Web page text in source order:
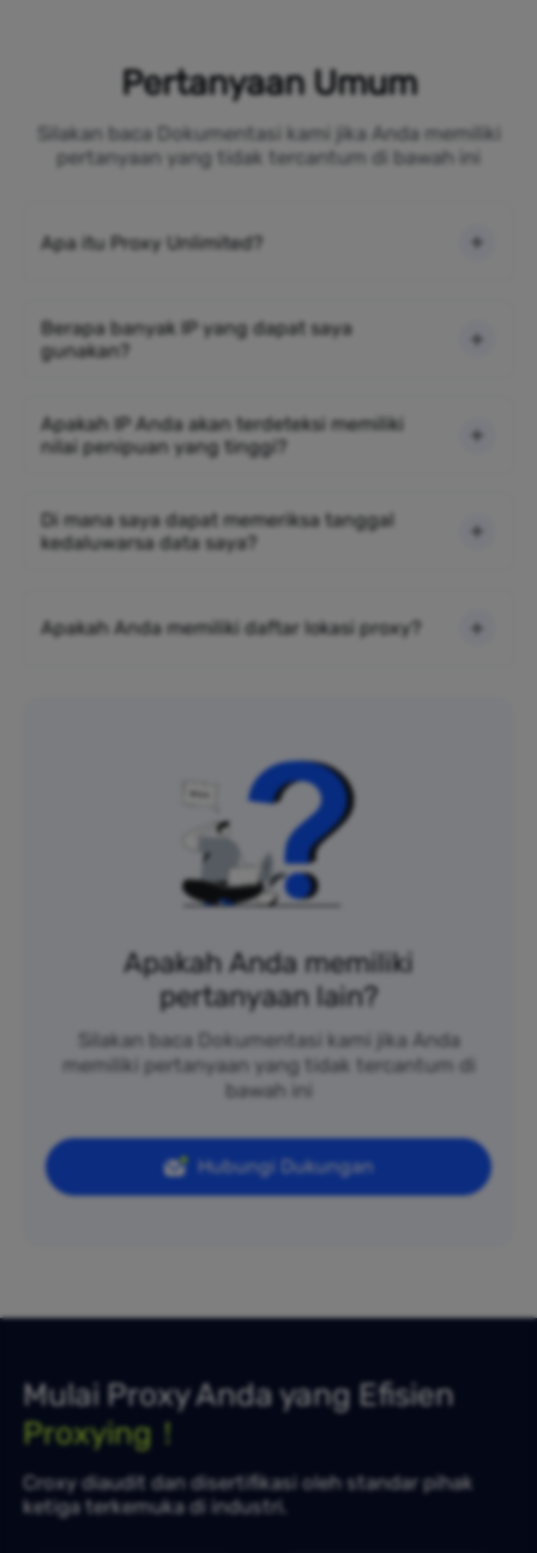
Pertanyaan Umum
Silakan baca Dokumentasi kami jika Anda memiliki
pertanyaan yang tidak tercantum di bawah ini
Apa itu Proxy Unlimited?
Berapa banyak IP yang dapat saya
gunakan?
Apakah IP Anda akan terdeteksi memiliki
nilai penipuan yang tinggi?
Di mana saya dapat memeriksa tanggal
kedaluwarsa data saya?
Apakah Anda memiliki daftar lokasi proxy?
Apakah Anda memiliki
pertanyaan lain?
Silakan baca Dokumentasi kami jika Anda
memiliki pertanyaan yang tidak tercantum di
bawah ini
Hubungi Dukungan
Mulai Proxy Anda yang Efisien
Proxying！
Croxy diaudit dan disertifikasi oleh standar pihak
ketiga terkemuka di industri.